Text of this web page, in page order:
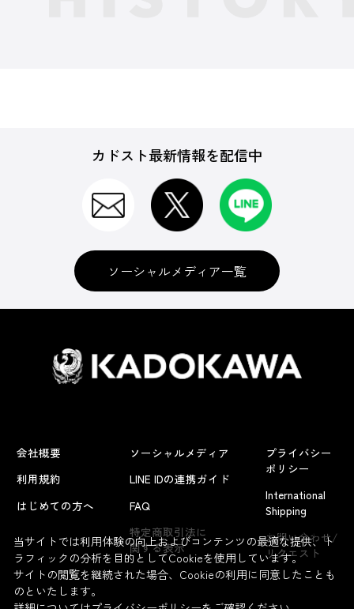
よくあるお問い合わせ
カドスト最新情報を配信中
ソーシャルメディア一覧
会社概要
利用規約
はじめての方へ
ソーシャルメディア
LINE IDの連携ガイド
FAQ
特定商取引法に
関する表示
プライバシー
ポリシー
International
Shipping
お問い合わせ/
リクエスト
当サイトでは利用体験の向上およびコンテンツの最適な提供、ト
ラフィックの分析を目的としてCookieを使用しています。
サイトの閲覧を継続された場合、Cookieの利用に同意したことも
のといたします。